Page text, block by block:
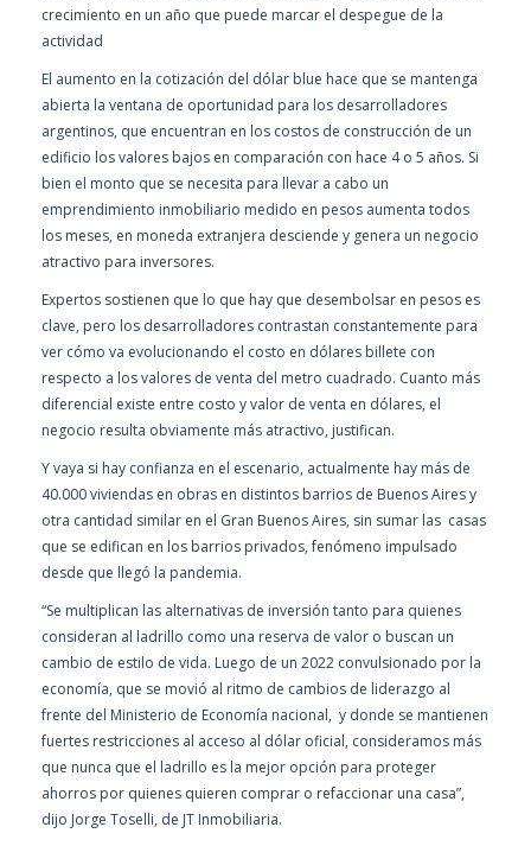
crecimiento en un año que puede marcar el despegue de la
actividad
El aumento en la cotización del dólar blue hace que se mantenga
abierta la ventana de oportunidad para los desarrolladores
argentinos, que encuentran en los costos de construcción de un
edificio los valores bajos en comparación con hace 4 o 5 años. Si
bien el monto que se necesita para llevar a cabo un
emprendimiento inmobiliario medido en pesos aumenta todos
los meses, en moneda extranjera desciende y genera un negocio
atractivo para inversores.
Expertos sostienen que lo que hay que desembolsar en pesos es
clave, pero los desarrolladores contrastan constantemente para
ver cómo va evolucionando el costo en dólares billete con
respecto a los valores de venta del metro cuadrado. Cuanto más
diferencial existe entre costo y valor de venta en dólares, el
negocio resulta obviamente más atractivo, justifican.
Y vaya si hay confianza en el escenario, actualmente hay más de
40.000 viviendas en obras en distintos barrios de Buenos Aires y
otra cantidad similar en el Gran Buenos Aires, sin sumar las casas
que se edifican en los barrios privados, fenómeno impulsado
desde que llegó la pandemia.
“Se multiplican las alternativas de inversión tanto para quienes
consideran al ladrillo como una reserva de valor o buscan un
cambio de estilo de vida. Luego de un 2022 convulsionado por la
economía, que se movió al ritmo de cambios de liderazgo al
frente del Ministerio de Economía nacional, y donde se mantienen
fuertes restricciones al acceso al dólar oficial, consideramos más
que nunca que el ladrillo es la mejor opción para proteger
ahorros por quienes quieren comprar o refaccionar una casa”,
dijo Jorge Toselli, de JT Inmobiliaria.